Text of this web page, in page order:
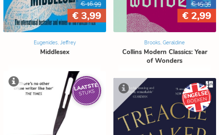
€ 16,99
€ 3,99
Eugenides, Jeffrey
Middlesex
€ 15,35
€ 2,99
Brooks, Geraldine
Collins Modern Classics: Year
of Wonders
LAATSTE
STUKS ENGELSE
BOEKEN